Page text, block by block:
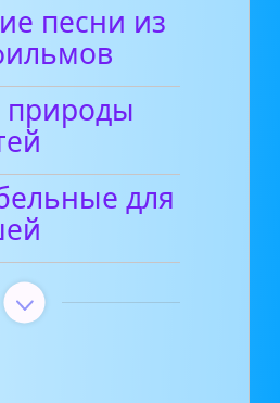
песни из
природы
для